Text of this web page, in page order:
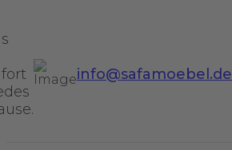
info@safamoebel.de